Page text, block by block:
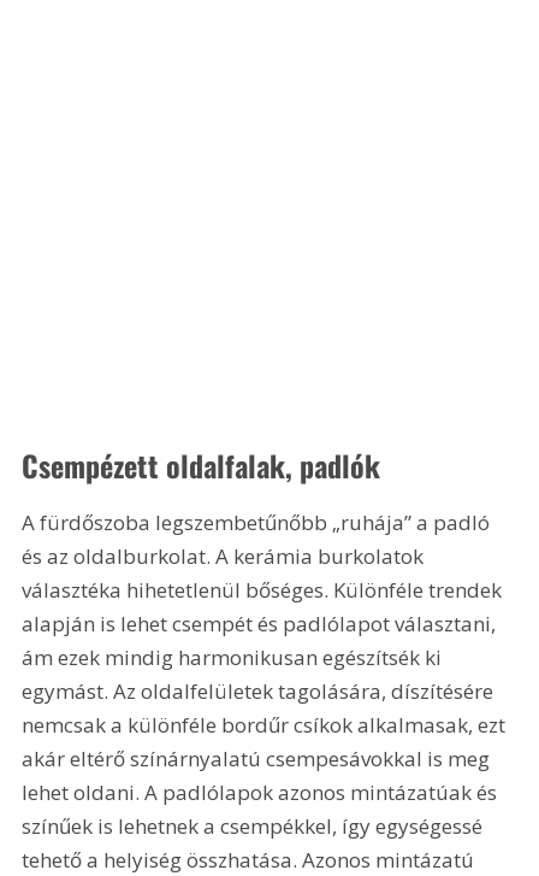
Csempézett oldalfalak, padlók
A fürdőszoba legszembetűnőbb „ruhája” a padló
és az oldalburkolat. A kerámia burkolatok
választéka hihetetlenül bőséges. Különféle trendek
alapján is lehet csempét és padlólapot választani,
ám ezek mindig harmonikusan egészítsék ki
egymást. Az oldalfelületek tagolására, díszítésére
nemcsak a különféle bordűr csíkok alkalmasak, ezt
akár eltérő színárnyalatú csempesávokkal is meg
lehet oldani. A padlólapok azonos mintázatúak és
színűek is lehetnek a csempékkel, így egységessé
tehető a helyiség összhatása. Azonos mintázatú